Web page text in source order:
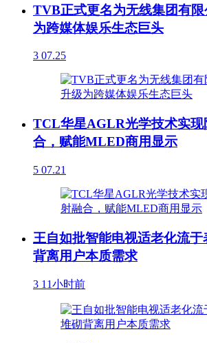
TVB正式更名为无线集团有
为跨媒体娱乐生态巨头
3 07.25
TCL华星AGLR光学技术实现
合，赋能MLED商用显示
5 07.21
王自如批智能电视适老化流
背离用户本质需求
3 11小时前